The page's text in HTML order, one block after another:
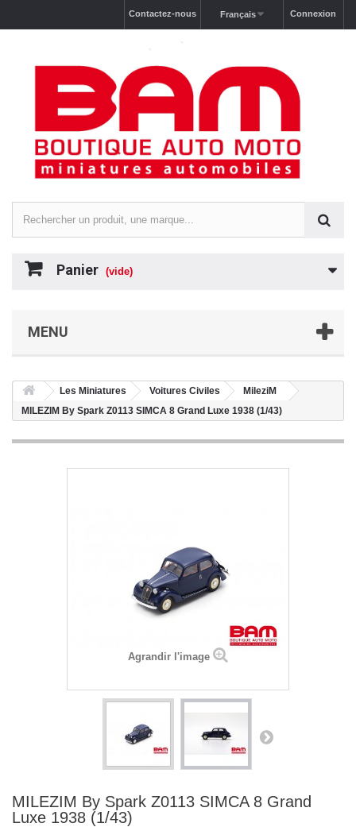
Connexion
Français
Contactez-nous
Panier (vide)
MENU
Les Miniatures Voitures Civiles
MileziM
MILEZIM By Spark Z0113 SIMCA 8 Grand Luxe 1938 (1/43)
Agrandir l'image
MILEZIM By Spark Z0113 SIMCA 8 Grand
Luxe 1938 (1/43)